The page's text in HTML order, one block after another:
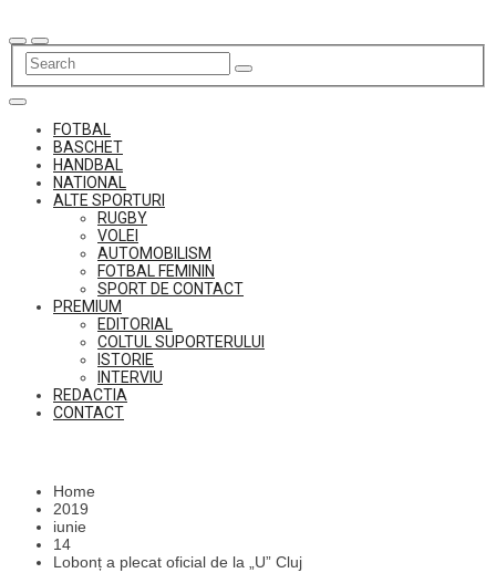
to
content
FOTBAL
BASCHET
HANDBAL
NATIONAL
ALTE SPORTURI
RUGBY
VOLEI
AUTOMOBILISM
FOTBAL FEMININ
SPORT DE CONTACT
PREMIUM
EDITORIAL
COLTUL SUPORTERULUI
ISTORIE
INTERVIU
REDACTIA
CONTACT
Home
2019
iunie
14
Lobonț a plecat oficial de la „U” Cluj